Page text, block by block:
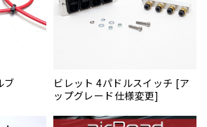
ブ
ビレット 4パドルスイッチ [ア
ップグレード仕様変更]